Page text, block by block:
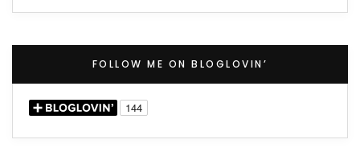
FOLLOW ME ON BLOGLOVIN’